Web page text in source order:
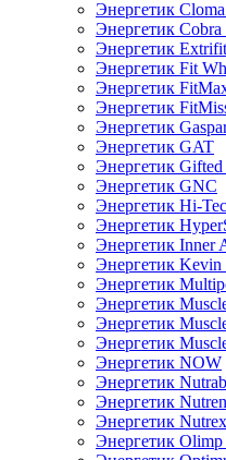
Энергетик Cloma
Энергетик Cobra
Энергетик Extrifit
Энергетик Fit
Энергетик
Энергетик
Энергетик
Энергетик GAT
Энергетик
Энергетик GNC
Энергетик Hi-
Энергетик
Энергетик Inner
Энергетик Kevin
Энергетик
Энергетик
Энергетик
Энергетик
Энергетик NOW
Энергетик
Энергетик
Энергетик
Энергетик Olimp